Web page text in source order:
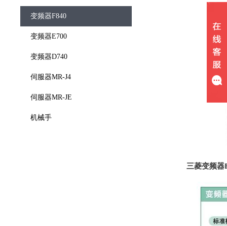
变频器F840
变频器E700
变频器D740
伺服器MR-J4
伺服器MR-JE
机械手
三菱变频器